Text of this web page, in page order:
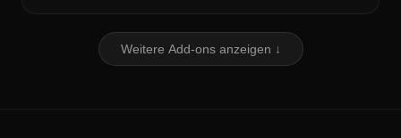
Weitere Add-ons anzeigen ↓